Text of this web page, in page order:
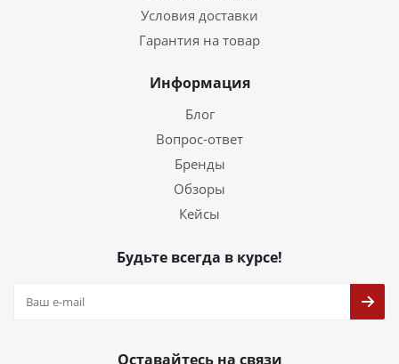
Условия доставки
Гарантия на товар
Информация
Блог
Вопрос-ответ
Бренды
Обзоры
Кейсы
Будьте всегда в курсе!
Оставайтесь на связи